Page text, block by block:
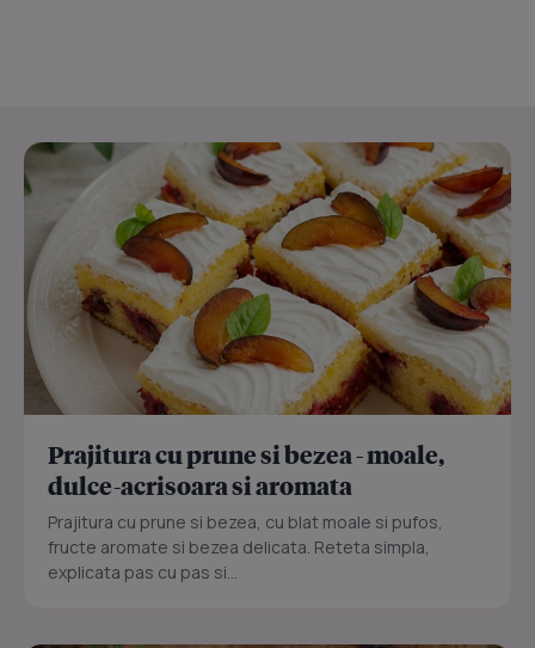
Prajitura cu prune si bezea - moale,
dulce-acrisoara si aromata
Prajitura cu prune si bezea, cu blat moale si pufos,
fructe aromate si bezea delicata. Reteta simpla,
explicata pas cu pas si...